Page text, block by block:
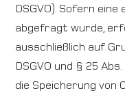
DSGVO). Sofern
abgefragt wurde,
ausschließlich auf
DSGVO und § 25
die Speicherung von